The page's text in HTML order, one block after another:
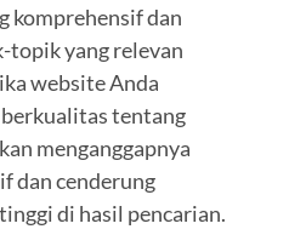
komprehensif dan
topik yang relevan
website Anda
tentang
menganggapnya
dan cenderung
di hasil pencarian.